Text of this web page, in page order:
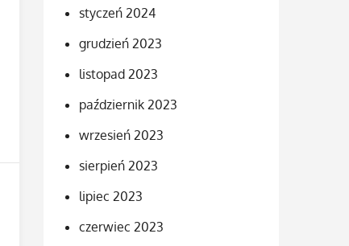
styczeń 2024
grudzień 2023
listopad 2023
październik 2023
wrzesień 2023
sierpień 2023
lipiec 2023
czerwiec 2023